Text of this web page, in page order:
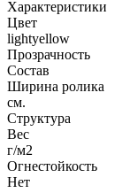
Характеристики
Цвет
lightyellow
Прозрачность
Состав
Ширина ролика
см.
Структура
Вес
г/м2
Огнестойкость
Нет